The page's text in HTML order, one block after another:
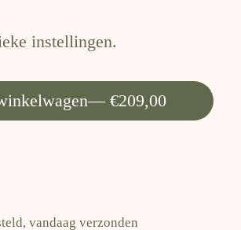
instellingen.
— €209,00
vandaag verzonden